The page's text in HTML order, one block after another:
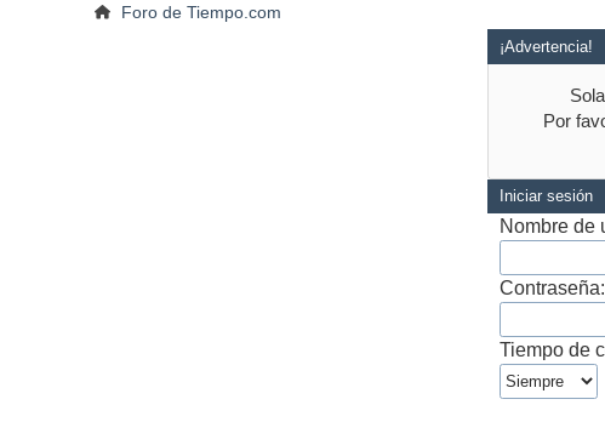
Foro de Tiempo.com
¡Advertencia!
Por
Iniciar sesión
Nombre de
Contraseña:
Tiempo de